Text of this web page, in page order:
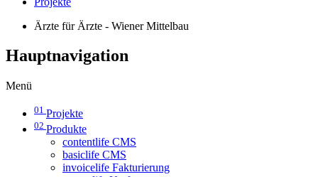
Ärzte für Ärzte - Wiener Mittelbau
Hauptnavigation
Menü
01 Projekte
02 Produkte
contentlife CMS
basiclife CMS
invoicelife Fakturierung